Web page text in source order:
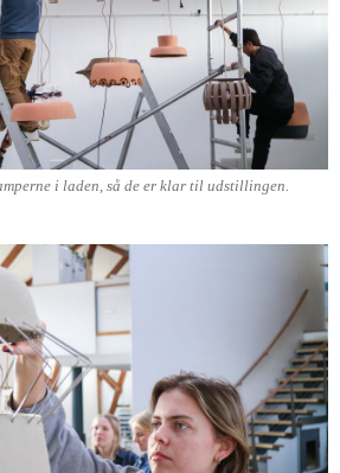
i laden, så de er klar til udstillingen.